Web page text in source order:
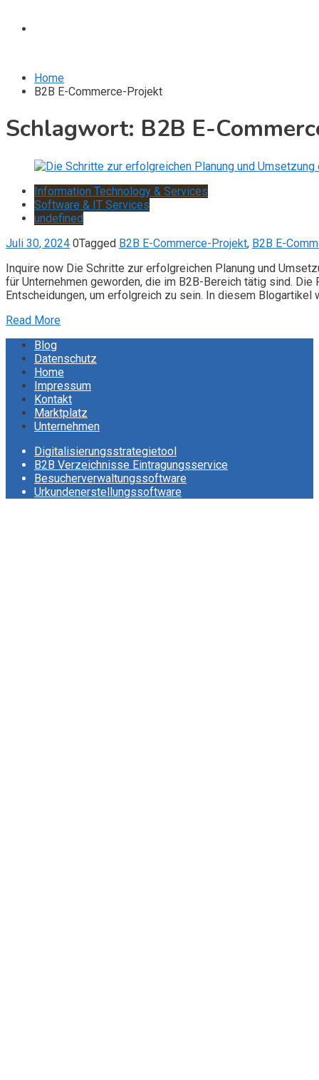
Home
B2B E-Commerce-Projekt
Schlagwort: B2B E-
Information Technology & Services
Software & IT Services
undefined
Juli 30, 2024 0Tagged B2B E-Commerce-Projekt, B2B E-
Inquire now Die Schritte zur erfolgreichen Planung und
für Unternehmen geworden, die im B2B-Bereich tätig sind.
Entscheidungen, um erfolgreich zu sein. In diesem Blogartikel
Read More
Blog
Datenschutz
Home
Impressum
Kontakt
Marktplatz
Unternehmen
Digitalisierungsstrategietool
B2B Verzeichnisse Eintragungsservice
Besucherverwaltungssoftware
Urkundenerstellungssoftware